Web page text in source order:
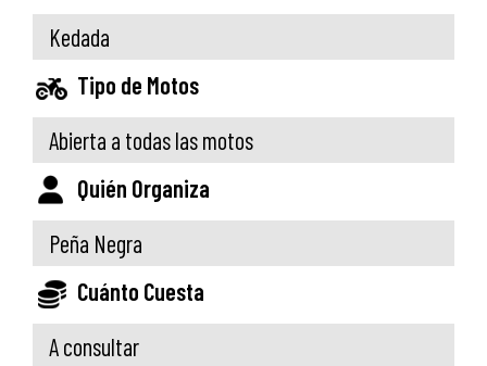
Kedada
Tipo de Motos
Abierta a todas las motos
Quién Organiza
Peña Negra
Cuánto Cuesta
A consultar